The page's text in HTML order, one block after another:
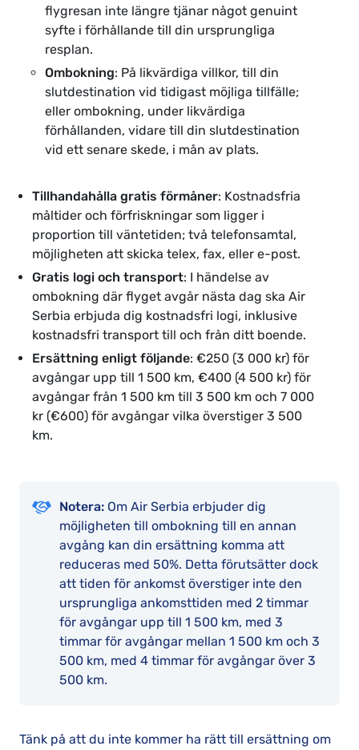
flygresan inte längre tjänar något genuint
syfte i förhållande till din ursprungliga
resplan.
Ombokning: På likvärdiga villkor, till din
slutdestination vid tidigast möjliga tillfälle;
eller ombokning, under likvärdiga
förhållanden, vidare till din slutdestination
vid ett senare skede, i mån av plats.
Tillhandahålla gratis förmåner: Kostnadsfria
måltider och förfriskningar som ligger i
proportion till väntetiden; två telefonsamtal,
möjligheten att skicka telex, fax, eller e-post.
Gratis logi och transport: I händelse av
ombokning där flyget avgår nästa dag ska Air
Serbia erbjuda dig kostnadsfri logi, inklusive
kostnadsfri transport till och från ditt boende.
Ersättning enligt följande: €250 (3 000 kr) för
avgångar upp till 1 500 km, €400 (4 500 kr) för
avgångar från 1 500 km till 3 500 km och 7 000
kr (€600) för avgångar vilka överstiger 3 500
km.
Notera: Om Air Serbia erbjuder dig
möjligheten till ombokning till en annan
avgång kan din ersättning komma att
reduceras med 50%. Detta förutsätter dock
att tiden för ankomst överstiger inte den
ursprungliga ankomsttiden med 2 timmar
för avgångar upp till 1 500 km, med 3
timmar för avgångar mellan 1 500 km och 3
500 km, med 4 timmar för avgångar över 3
500 km.
Tänk på att du inte kommer ha rätt till ersättning om